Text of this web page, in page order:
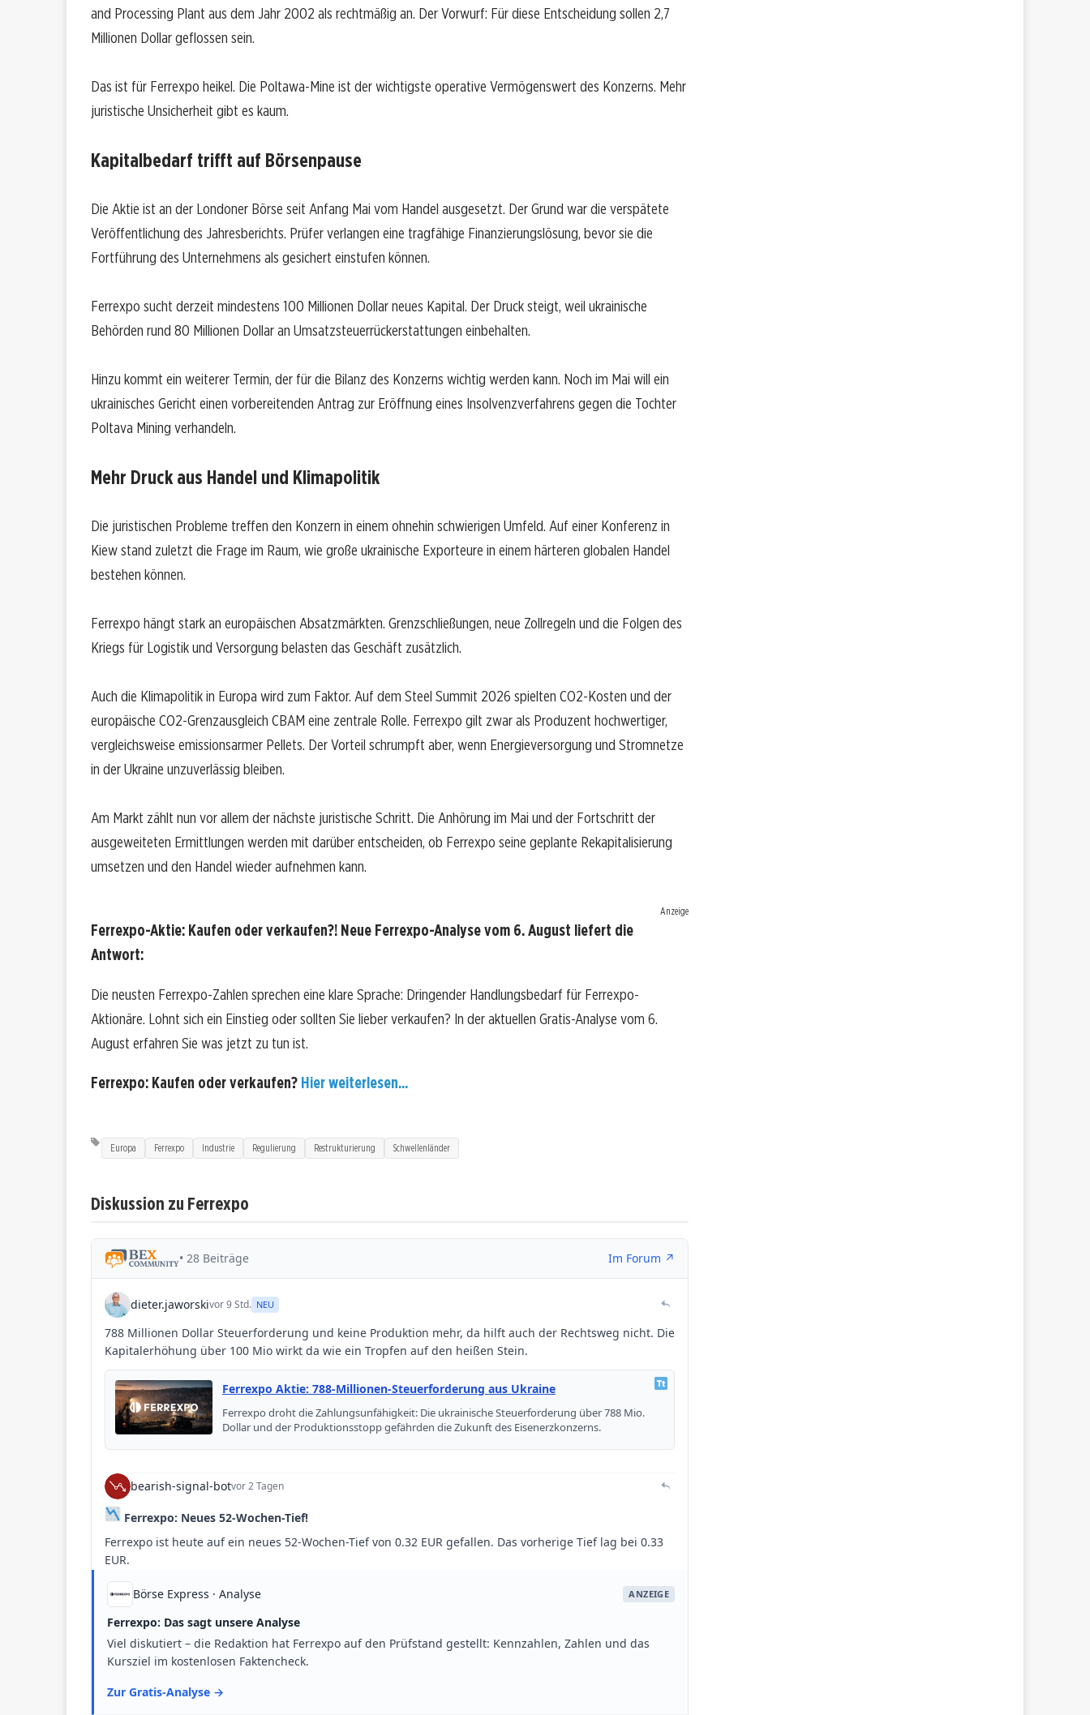
and Processing Plant aus dem Jahr 2002 als rechtmäßig an. Der Vorwurf: Für diese Entscheidung sollen 2,7
Millionen Dollar geflossen sein.
Das ist für Ferrexpo heikel. Die Poltawa-Mine ist der wichtigste operative Vermögenswert des Konzerns. Mehr
juristische Unsicherheit gibt es kaum.
Kapitalbedarf trifft auf Börsenpause
Die Aktie ist an der Londoner Börse seit Anfang Mai vom Handel ausgesetzt. Der Grund war die verspätete
Veröffentlichung des Jahresberichts. Prüfer verlangen eine tragfähige Finanzierungslösung, bevor sie die
Fortführung des Unternehmens als gesichert einstufen können.
Ferrexpo sucht derzeit mindestens 100 Millionen Dollar neues Kapital. Der Druck steigt, weil ukrainische
Behörden rund 80 Millionen Dollar an Umsatzsteuerrückerstattungen einbehalten.
Hinzu kommt ein weiterer Termin, der für die Bilanz des Konzerns wichtig werden kann. Noch im Mai will ein
ukrainisches Gericht einen vorbereitenden Antrag zur Eröffnung eines Insolvenzverfahrens gegen die Tochter
Poltava Mining verhandeln.
Mehr Druck aus Handel und Klimapolitik
Die juristischen Probleme treffen den Konzern in einem ohnehin schwierigen Umfeld. Auf einer Konferenz in
Kiew stand zuletzt die Frage im Raum, wie große ukrainische Exporteure in einem härteren globalen Handel
bestehen können.
Ferrexpo hängt stark an europäischen Absatzmärkten. Grenzschließungen, neue Zollregeln und die Folgen des
Kriegs für Logistik und Versorgung belasten das Geschäft zusätzlich.
Auch die Klimapolitik in Europa wird zum Faktor. Auf dem Steel Summit 2026 spielten CO2-Kosten und der
europäische CO2-Grenzausgleich CBAM eine zentrale Rolle. Ferrexpo gilt zwar als Produzent hochwertiger,
vergleichsweise emissionsarmer Pellets. Der Vorteil schrumpft aber, wenn Energieversorgung und Stromnetze
in der Ukraine unzuverlässig bleiben.
Am Markt zählt nun vor allem der nächste juristische Schritt. Die Anhörung im Mai und der Fortschritt der
ausgeweiteten Ermittlungen werden mit darüber entscheiden, ob Ferrexpo seine geplante Rekapitalisierung
umsetzen und den Handel wieder aufnehmen kann.
Anzeige
Ferrexpo-Aktie: Kaufen oder verkaufen?! Neue Ferrexpo-Analyse vom 6. August liefert die
Antwort:
Die neusten Ferrexpo-Zahlen sprechen eine klare Sprache: Dringender Handlungsbedarf für Ferrexpo-
Aktionäre. Lohnt sich ein Einstieg oder sollten Sie lieber verkaufen? In der aktuellen Gratis-Analyse vom 6.
August erfahren Sie was jetzt zu tun ist.
Ferrexpo: Kaufen oder verkaufen? Hier weiterlesen...
Europa Ferrexpo Industrie Regulierung Restrukturierung Schwellenländer
Diskussion zu Ferrexpo